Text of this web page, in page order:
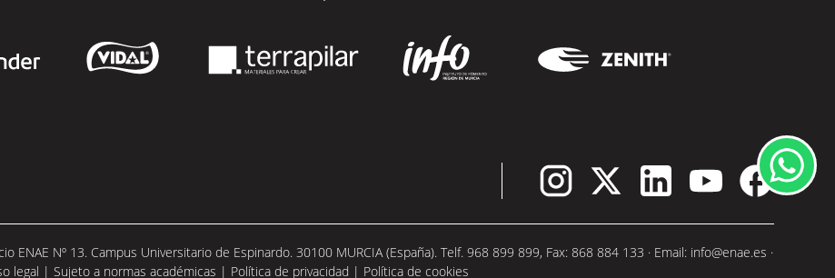
ENAE Nº 13. Campus Universitario de Espinardo. 30100 MURCIA (España). Telf. 968 899 899, Fax: 868 884 133 · Email: info@enae.es ·
legal | Sujeto a normas académicas | Política de privacidad | Política de cookies